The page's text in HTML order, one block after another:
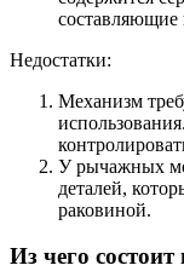
составляющие
Недостатки:
Механизм
У рычажных
деталей,
раковиной.
Из чего